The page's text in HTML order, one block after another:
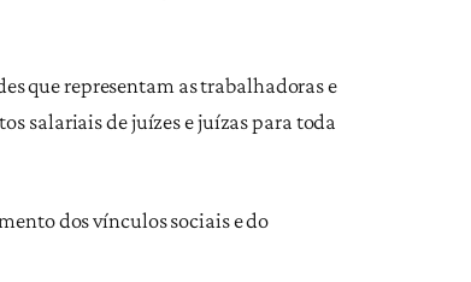
que representam as trabalhadoras e
salariais de juízes e juízas para toda
dos vínculos sociais e do